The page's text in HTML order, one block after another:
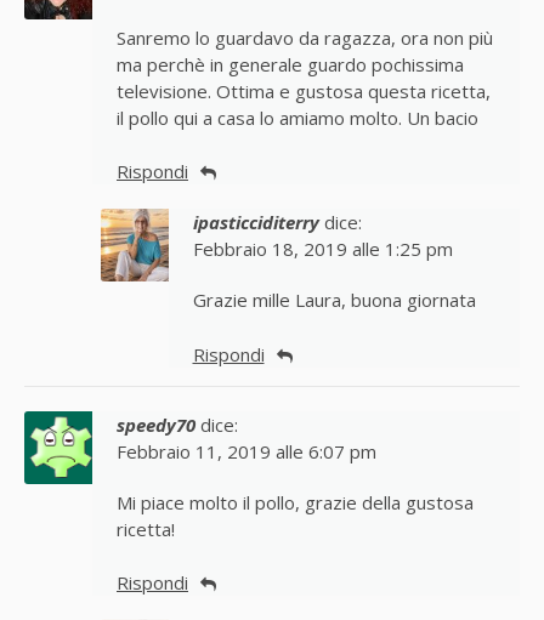
Sanremo lo guardavo da ragazza, ora non più
ma perchè in generale guardo pochissima
televisione. Ottima e gustosa questa ricetta,
il pollo qui a casa lo amiamo molto. Un bacio
Rispondi
ipasticciditerry dice:
Febbraio 18, 2019 alle 1:25 pm
Grazie mille Laura, buona giornata
Rispondi
speedy70 dice:
Febbraio 11, 2019 alle 6:07 pm
Mi piace molto il pollo, grazie della gustosa
ricetta!
Rispondi